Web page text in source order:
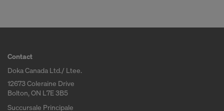
Contact
Doka Canada Ltd./ Ltee.
12673 Coleraine Drive
Bolton, ON L7E 3B5
Succursale Principale